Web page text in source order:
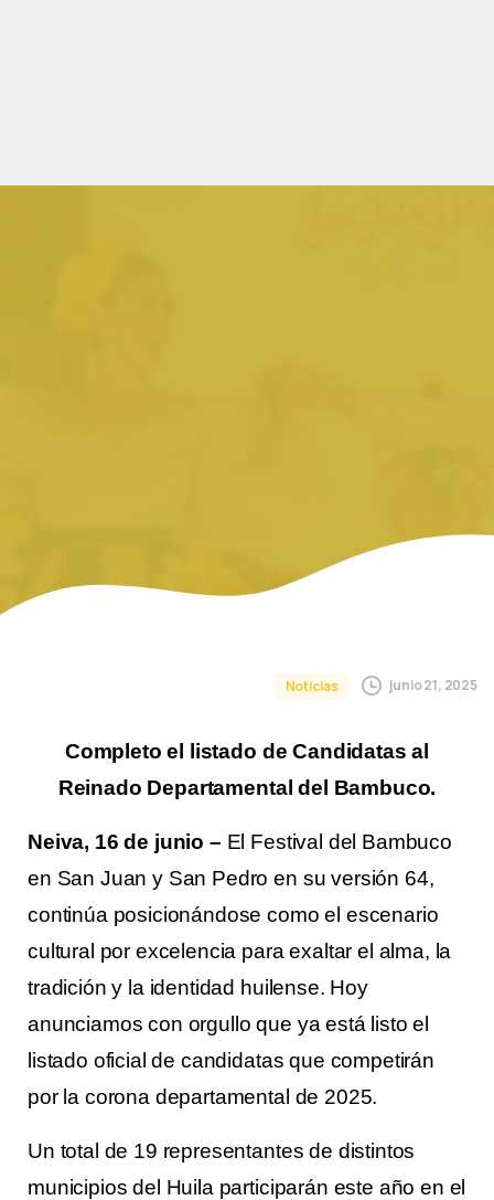
Noticias junio 21, 2025
Completo el listado de Candidatas al
Reinado Departamental del Bambuco.
Neiva, 16 de junio – El Festival del Bambuco
en San Juan y San Pedro en su versión 64,
continúa posicionándose como el escenario
cultural por excelencia para exaltar el alma, la
tradición y la identidad huilense. Hoy
anunciamos con orgullo que ya está listo el
listado oficial de candidatas que competirán
por la corona departamental de 2025.
Un total de 19 representantes de distintos
municipios del Huila participarán este año en el